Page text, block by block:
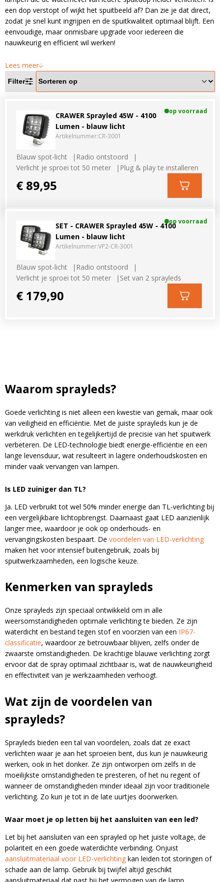
LED voordeelpakketten
Overige producten
Blog
Over ons
Ervaringen
Klantenservice
0597-234500
info@ledhandel24.nl
+31611204496
LED voordeelpakketten
Overige producten
Bekijk alles
een dop verstopt of wijkt het spuitbeeld af? Dan zie je dat direct,
zodat je snel kunt ingrijpen en de spuitkwaliteit optimaal blijft. Een
eenvoudige, maar onmisbare upgrade voor iedereen die
nauwkeurig en efficient wil werken!
Lees meer
Filter
CRAWER Sprayled 45W - 4100
Lumen - blauw licht
Artikelnummer:CR-3001
op voorraad
Blauw spot-licht
Radio ontstoord
Verlicht je sproei tot 50 meter
Plug & play te installeren
€ 89,95
SET - CRAWER Sprayled 45W - 4100
Lumen - blauw licht
Artikelnummer:VP2-CR-3001
op voorraad
Blauw spot-licht
Radio ontstoord
Verlicht je sproei tot 50 meter
Set van 2 sprayleds
€ 179,90
Waarom sprayleds?
Goede verlichting is niet alleen een kwestie van gemak, maar ook
van veiligheid en efficiëntie. Met de juiste sprayleds kun je de
werkdruk verlichten en tegelijkertijd de precisie van het spuitwerk
verbeteren. De LED-technologie biedt energie-efficiëntie en een
lange levensduur, wat resulteert in lagere onderhoudskosten en
minder vaak vervangen van lampen.
Is LED zuiniger dan TL?
Ja. LED verbruikt tot wel 50% minder energie dan TL-verlichting bij
een vergelijkbare lichtopbrengst. Daarnaast gaat LED aanzienlijk
langer mee, waardoor je ook op onderhouds- en
vervangingskosten bespaart. De voordelen van LED-verlichting
maken het voor intensief buitengebruik, zoals bij
spuitwerkzaamheden, een logische keuze.
Kenmerken van sprayleds
Onze sprayleds zijn speciaal ontwikkeld om in alle
weersomstandigheden optimale verlichting te bieden. Ze zijn
waterdicht en bestand tegen stof en voorzien van een IP67-
classificatie, waardoor ze betrouwbaar blijven, zelfs onder de
zwaarste omstandigheden. De krachtige blauwe verlichting zorgt
ervoor dat de spray optimaal zichtbaar is, wat de nauwkeurigheid
en effectiviteit van je werkzaamheden verhoogt.
Wat zijn de voordelen van
sprayleds?
Sprayleds bieden een tal van voordelen, zoals dat ze exact
verlichten waar je aan het sproeien bent, dus kun je nauwkeurig
werken, ook in het donker. Ze zijn ontworpen om zelfs in de
moeilijkste omstandigheden te presteren, of het nu regent of
wanneer de omstandigheden minder ideaal zijn voortraditionele
verlichting. Zo kun je tot in de late uurtjes doorwerken.
Waar moet je op letten bij het aansluiten van een led?
Let bij het aansluiten van een sprayled op het juiste voltage, de
polariteit en een goede waterdichte verbinding. Onjuist
aansluitmateriaal voor LED-verlichting kan leiden tot storingen of
schade aan de lamp. Gebruik bij twijfel altijd geschikt